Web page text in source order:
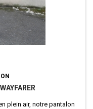
plein air, notre pantalon